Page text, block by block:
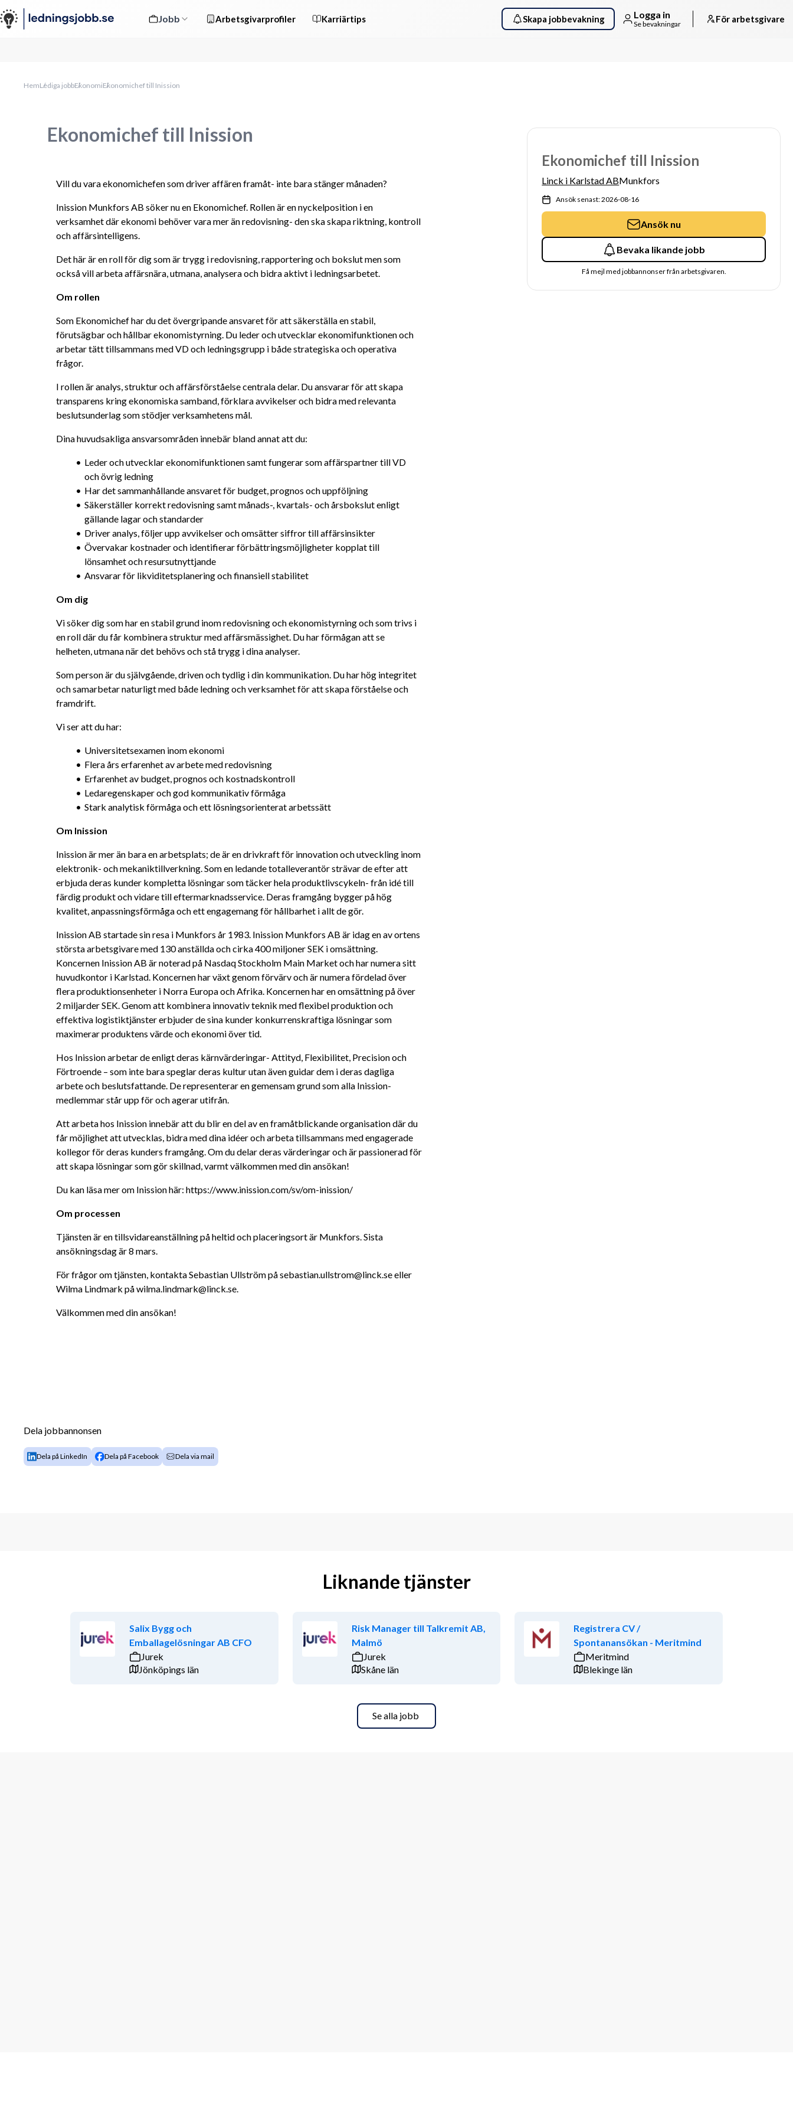
Jobb Arbetsgivarprofiler Karriärtips Skapa jobbevakning Logga in
Se bevakningar För arbetsgivare
HemLediga jobbEkonomiEkonomichef till Inission
Ekonomichef till Inission
Vill du vara ekonomichefen som driver affären framåt- inte bara stänger månaden?
Inission Munkfors AB söker nu en Ekonomichef. Rollen är en nyckelposition i en
verksamhet där ekonomi behöver vara mer än redovisning- den ska skapa riktning, kontroll
och affärsintelligens.
Det här är en roll för dig som är trygg i redovisning, rapportering och bokslut men som
också vill arbeta affärsnära, utmana, analysera och bidra aktivt i ledningsarbetet.
Om rollen
Som Ekonomichef har du det övergripande ansvaret för att säkerställa en stabil,
förutsägbar och hållbar ekonomistyrning. Du leder och utvecklar ekonomifunktionen och
arbetar tätt tillsammans med VD och ledningsgrupp i både strategiska och operativa
frågor.
I rollen är analys, struktur och affärsförståelse centrala delar. Du ansvarar för att skapa
transparens kring ekonomiska samband, förklara avvikelser och bidra med relevanta
beslutsunderlag som stödjer verksamhetens mål.
Dina huvudsakliga ansvarsområden innebär bland annat att du:
Leder och utvecklar ekonomifunktionen samt fungerar som affärspartner till VD
och övrig ledning
Har det sammanhållande ansvaret för budget, prognos och uppföljning
Säkerställer korrekt redovisning samt månads-, kvartals- och årsbokslut enligt
gällande lagar och standarder
Driver analys, följer upp avvikelser och omsätter siffror till affärsinsikter
Övervakar kostnader och identifierar förbättringsmöjligheter kopplat till
lönsamhet och resursutnyttjande
Ansvarar för likviditetsplanering och finansiell stabilitet
Om dig
Vi söker dig som har en stabil grund inom redovisning och ekonomistyrning och som trivs i
en roll där du får kombinera struktur med affärsmässighet. Du har förmågan att se
helheten, utmana när det behövs och stå trygg i dina analyser.
Som person är du självgående, driven och tydlig i din kommunikation. Du har hög integritet
och samarbetar naturligt med både ledning och verksamhet för att skapa förståelse och
framdrift.
Vi ser att du har:
Universitetsexamen inom ekonomi
Flera års erfarenhet av arbete med redovisning
Erfarenhet av budget, prognos och kostnadskontroll
Ledaregenskaper och god kommunikativ förmåga
Stark analytisk förmåga och ett lösningsorienterat arbetssätt
Om Inission
Inission är mer än bara en arbetsplats; de är en drivkraft för innovation och utveckling inom
elektronik- och mekaniktillverkning. Som en ledande totalleverantör strävar de efter att
erbjuda deras kunder kompletta lösningar som täcker hela produktlivscykeln- från idé till
färdig produkt och vidare till eftermarknadsservice. Deras framgång bygger på hög
kvalitet, anpassningsförmåga och ett engagemang för hållbarhet i allt de gör.
Inission AB startade sin resa i Munkfors år 1983. Inission Munkfors AB är idag en av ortens
största arbetsgivare med 130 anställda och cirka 400 miljoner SEK i omsättning.
Koncernen Inission AB är noterad på Nasdaq Stockholm Main Market och har numera sitt
huvudkontor i Karlstad. Koncernen har växt genom förvärv och är numera fördelad över
flera produktionsenheter i Norra Europa och Afrika. Koncernen har en omsättning på över
2 miljarder SEK. Genom att kombinera innovativ teknik med flexibel produktion och
effektiva logistiktjänster erbjuder de sina kunder konkurrenskraftiga lösningar som
maximerar produktens värde och ekonomi över tid.
Hos Inission arbetar de enligt deras kärnvärderingar- Attityd, Flexibilitet, Precision och
Förtroende – som inte bara speglar deras kultur utan även guidar dem i deras dagliga
arbete och beslutsfattande. De representerar en gemensam grund som alla Inission-
medlemmar står upp för och agerar utifrån.
Att arbeta hos Inission innebär att du blir en del av en framåtblickande organisation där du
får möjlighet att utvecklas, bidra med dina idéer och arbeta tillsammans med engagerade
kollegor för deras kunders framgång. Om du delar deras värderingar och är passionerad för
att skapa lösningar som gör skillnad, varmt välkommen med din ansökan!
Du kan läsa mer om Inission här: https://www.inission.com/sv/om-inission/
Om processen
Tjänsten är en tillsvidareanställning på heltid och placeringsort är Munkfors. Sista
ansökningsdag är 8 mars.
För frågor om tjänsten, kontakta Sebastian Ullström på sebastian.ullstrom@linck.se eller
Wilma Lindmark på wilma.lindmark@linck.se.
Välkommen med din ansökan!
Ekonomichef till Inission
Linck i Karlstad ABMunkfors
Ansök senast: 2026-08-16
Ansök nu
Bevaka likande jobb
Få mejl med jobbannonser från arbetsgivaren.
Dela jobbannonsen
Dela på LinkedIn Dela på Facebook Dela via mail
Liknande tjänster
Salix Bygg och
Emballagelösningar AB CFO
Jurek
Jönköpings län
Risk Manager till Talkremit AB,
Malmö
Jurek
Skåne län
Registrera CV /
Spontanansökan - Meritmind
Meritmind
Blekinge län
Se alla jobb